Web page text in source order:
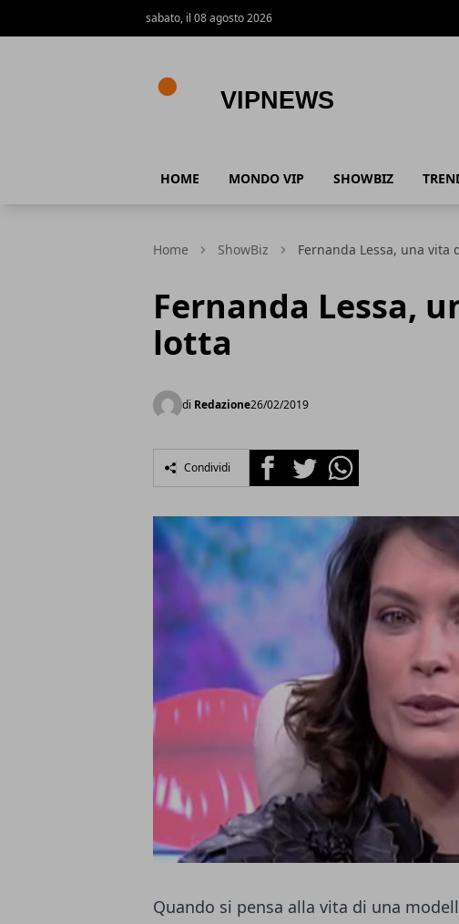
sabato, il 08 agosto 2026
HOME MONDO VIP SHOWBIZ
Home ShowBiz Fernanda Lessa, una vita
Fernanda Lessa,
lotta
di Redazione26/02/2019
Condividi FacebookTwitterWhatsapp
Quando si pensa alla vita di una